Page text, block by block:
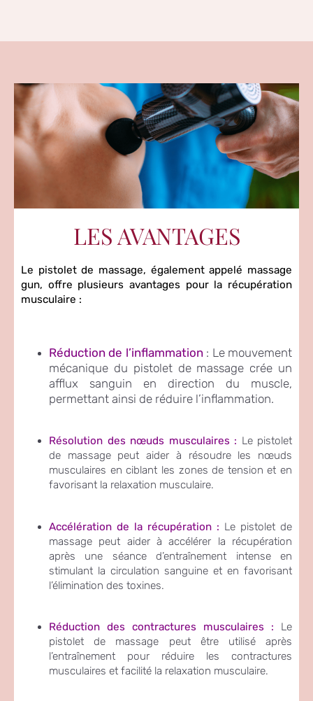
LES AVANTAGES
Le pistolet de massage, également appelé massage
gun, offre plusieurs avantages pour la récupération
musculaire :
Réduction de l’inflammation: Le mouvement
mécanique du pistolet de massage crée un
afflux sanguin en direction du muscle,
permettant ainsi de réduire l’inflammation.
Résolution des nœuds musculaires : Le pistolet
de massage peut aider à résoudre les nœuds
musculaires en ciblant les zones de tension et en
favorisant la relaxation musculaire.
Accélération de la récupération : Le pistolet de
massage peut aider à accélérer la récupération
après une séance d’entraînement intense en
stimulant la circulation sanguine et en favorisant
l’élimination des toxines.
Réduction des contractures musculaires :
Le
pistolet de massage peut être utilisé après
l’entraînement pour réduire les contractures
musculaires et facilité la relaxation musculaire.